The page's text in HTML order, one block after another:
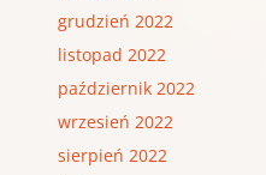
grudzień 2022
listopad 2022
październik 2022
wrzesień 2022
sierpień 2022